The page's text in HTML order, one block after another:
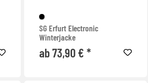
SG Erfurt Electronic
Winterjacke
ab 73,90 € *